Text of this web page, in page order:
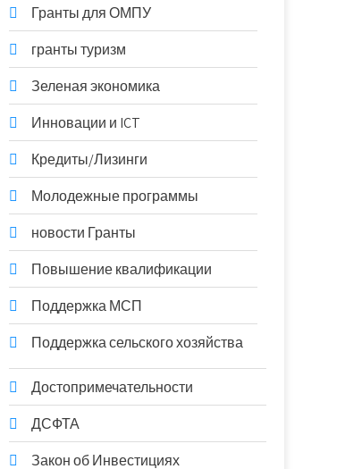
Гранты для ОМПУ
гранты туризм
Зеленая экономика
Инновации и ICT
Кредиты/Лизинги
Молодежные программы
новости Гранты
Повышение квалификации
Поддержка МСП
Поддержка сельского хозяйства
Достопримечательности
ДСФТА
Закон об Инвестициях